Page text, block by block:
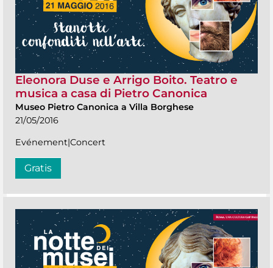
Eleonora Duse e Arrigo Boito. Teatro e
musica a casa di Pietro Canonica
Museo Pietro Canonica a Villa Borghese
21/05/2016
Evénement|Concert
Gratis